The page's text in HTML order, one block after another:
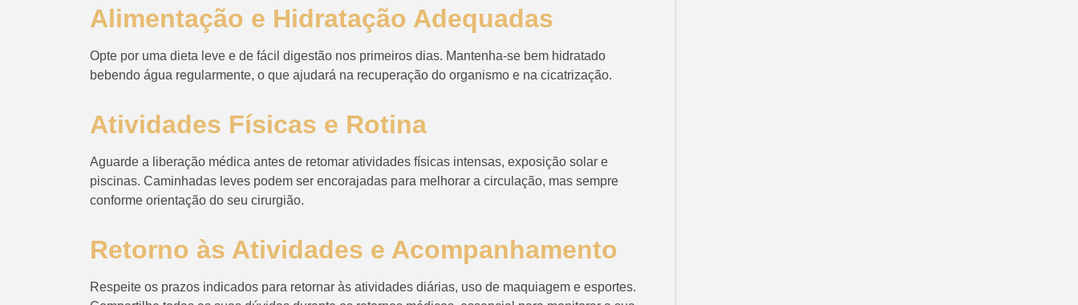
Alimentação e Hidratação Adequadas
Opte por uma dieta leve e de fácil digestão nos primeiros dias. Mantenha-se bem hidratado
bebendo água regularmente, o que ajudará na recuperação do organismo e na cicatrização.
Atividades Físicas e Rotina
Aguarde a liberação médica antes de retomar atividades físicas intensas, exposição solar e
piscinas. Caminhadas leves podem ser encorajadas para melhorar a circulação, mas sempre
conforme orientação do seu cirurgião.
Retorno às Atividades e Acompanhamento
Respeite os prazos indicados para retornar às atividades diárias, uso de maquiagem e esportes.